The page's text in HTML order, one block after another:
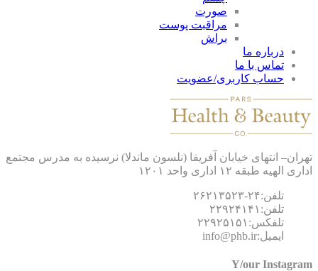
صورت
مراقبت پوست
براش
درباره ما
تماس با ما
حساب کاربری/عضویت
انتهای خیابان آفریقا (نلسون ماندلا) نرسیده به مدرس مجتمع
الهیه طبقه ۱۲ اداری واحد ۱۲۰۱
تلفن:۲۴-۲۶۲۱۳۵۲۳
تلفن:۲۲۹۲۴۱۴۱
تلفکس:۲۲۹۲۵۱۵۱
ایمیل:info@phb.ir
Y/our